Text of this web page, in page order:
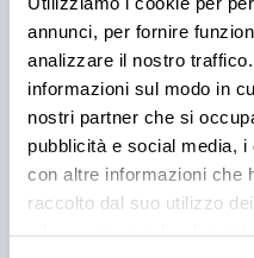
annunci, per fornire
analizzare il nostro
informazioni sul modo in
nostri partner che si
pubblicità e social media,
con altre informazioni che
raccolto dal suo utilizzo
FLATFIX